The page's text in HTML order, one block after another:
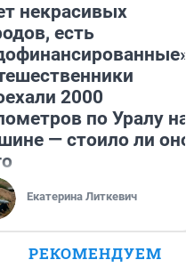
некрасивых
есть
2000
по Уралу на
— стоило ли оно
Екатерина Литкевич
РЕКОМЕНДУЕМ